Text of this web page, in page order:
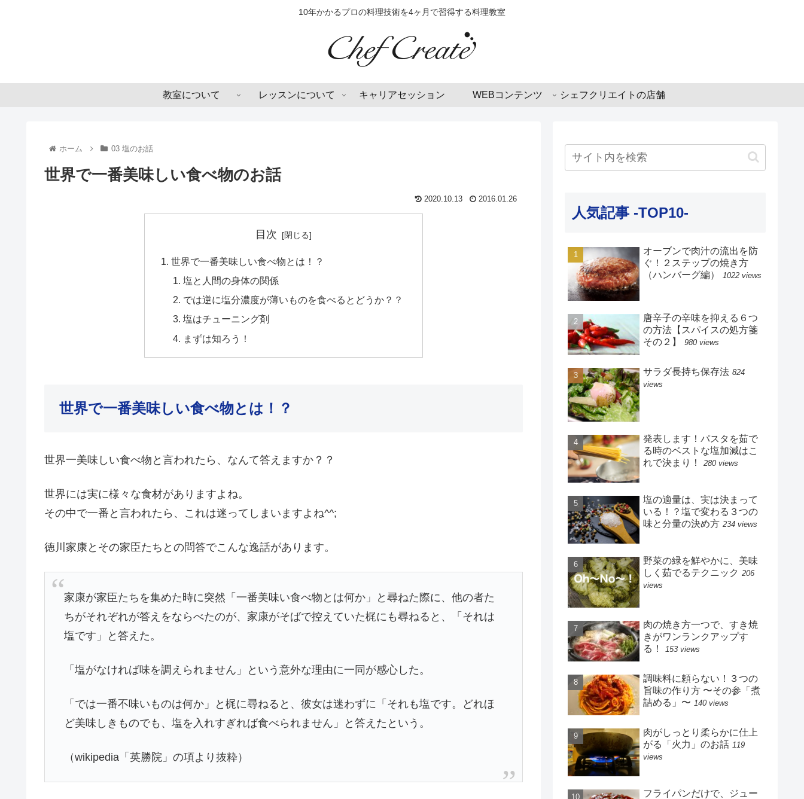
10年かかるプロの料理技術を4ヶ月で習得する料理教室
教室について レッスンについて キャリアセッション WEBコンテンツ シェフクリエイトの店舗
ホーム 03 塩のお話
世界で一番美味しい食べ物のお話
2020.10.13 2016.01.26
目次
世界で一番美味しい食べ物とは！？
塩と人間の身体の関係
では逆に塩分濃度が薄いものを食べるとどうか？？
塩はチューニング剤
まずは知ろう！
世界で一番美味しい食べ物とは！？
世界一美味しい食べ物と言われたら、なんて答えますか？？
世界には実に様々な食材がありますよね。
その中で一番と言われたら、これは迷ってしまいますよね^^;
徳川家康とその家臣たちとの問答でこんな逸話があります。
家康が家臣たちを集めた時に突然「一番美味い食べ物とは何か」と尋ねた際に、他の者た
ちがそれぞれが答えをならべたのが、家康がそばで控えていた梶にも尋ねると、「それは
塩です」と答えた。
「塩がなければ味を調えられません」という意外な理由に一同が感心した。
「では一番不味いものは何か」と梶に尋ねると、彼女は迷わずに「それも塩です。どれほ
ど美味しきものでも、塩を入れすぎれば食べられません」と答えたという。
（wikipedia「英勝院」の項より抜粋）
人気記事 -TOP10-
オーブンで肉汁の流出を防
ぐ！２ステップの焼き方
（ハンバーグ編）
1022 views
唐辛子の辛味を抑える６つ
の方法【スパイスの処方箋
その２】
980 views
サラダ長持ち保存法 824
views
発表します！パスタを茹で
る時のベストな塩加減はこ
れで決まり！
280 views
塩の適量は、実は決まって
いる！？塩で変わる３つの
味と分量の決め方 234 views
野菜の緑を鮮やかに、美味
しく茹でるテクニック 206
views
肉の焼き方一つで、すき焼
きがワンランクアップす
る！
153 views
調味料に頼らない！３つの
旨味の作り方 〜その参「煮
詰める」〜 140 views
肉がしっとり柔らかに仕上
がる「火力」のお話 119
views
フライパンだけで、ジュー